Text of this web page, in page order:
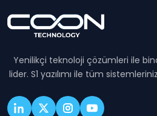
Yenilikçi teknoloji çözümleri ile
lider. S1 yazılımı ile tüm